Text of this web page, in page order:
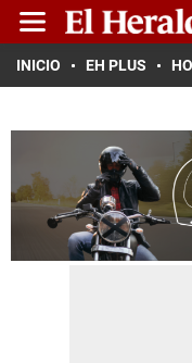
INICIO EH PLUS